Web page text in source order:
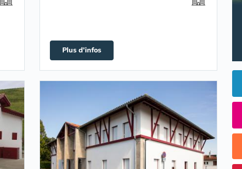
Plus d'infos